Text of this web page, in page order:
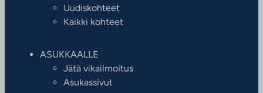
Uudiskohteet
Kaikki kohteet
ASUKKAALLE
Jätä vikailmoitus
Asukassivut